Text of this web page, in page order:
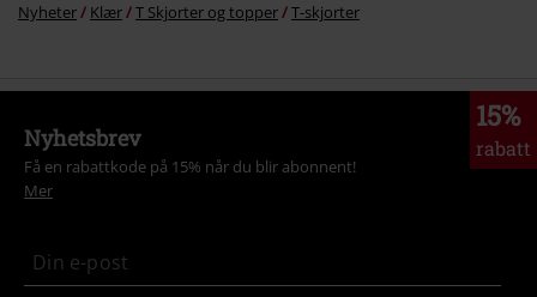
Nyheter Klær T Skjorter og topper T-skjorter
15%
rabatt
Nyhetsbrev
Få en rabattkode på 15% når du blir abonnent!
Mer